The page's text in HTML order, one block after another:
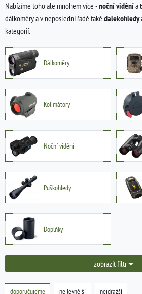
Nabízíme toho ale mnohem více -noční viděnía
dálkoměry a v neposlední řadě také dalekohledy
kategorií.
Dálkoměry
Kolimátory
Noční vidění
Puškohledy
Doplňky
doporučujeme nejlevnější nejdražší
zobrazit filtr